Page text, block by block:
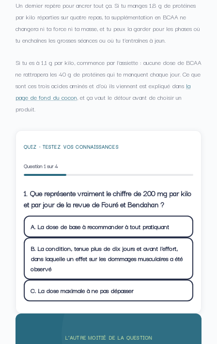
Un dernier repère pour ancrer tout ça. Si tu manges 1,8 g de protéines
par kilo réparties sur quatre repas, ta supplémentation en BCAA ne
changera ni ta force ni ta masse, et tu peux la garder pour les phases où
tu enchaînes les grosses séances ou où tu t’entraînes à jeun.
Si tu es à 1,1 g par kilo, commence par l’assiette : aucune dose de BCAA
ne rattrapera les 40 g de protéines qui te manquent chaque jour. Ce que
sont ces trois acides aminés et d’où ils viennent est expliqué dans la
page de fond du cocon, et ça vaut le détour avant de choisir un
produit.
QUIZ · TESTEZ VOS CONNAISSANCES
Question1sur 4
1. Que représente vraiment le chiffre de 200 mg par kilo
et par jour de la revue de Fouré et Bendahan ?
A. La dose de base à recommander à tout pratiquant
B. La condition, tenue plus de dix jours et avant l'effort,
dans laquelle un effet sur les dommages musculaires a été
observé
C. La dose maximale à ne pas dépasser
L’AUTRE MOITIÉ DE LA QUESTION